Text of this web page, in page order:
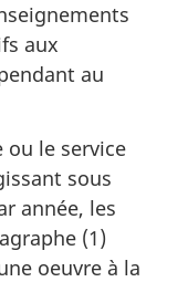
aux
au
ou le service
sous
année, les
(1)
oeuvre à la